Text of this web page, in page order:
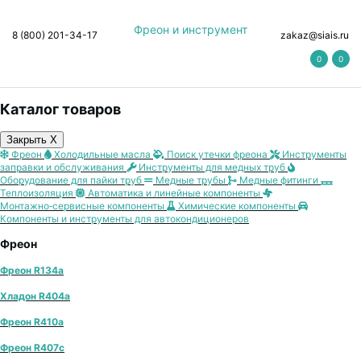
Фреон и инструмент
8 (800) 201-34-17 zakaz@siais.ru
0 0
Каталог товаров
Закрыть X
Фреон
Холодильные масла Поиск утечки фреона
Инструменты
заправки и обслуживания
Инструменты для медных труб
Оборудование для пайки труб
Медные трубы
Медные фитинги
Теплоизоляция
Автоматика и линейные компоненты
Монтажно‑сервисные компоненты
Химические компоненты
Компоненты и инструменты для автокондиционеров
Фреон
Фреон R134a
Хладон R404a
Фреон R410a
Фреон R407с